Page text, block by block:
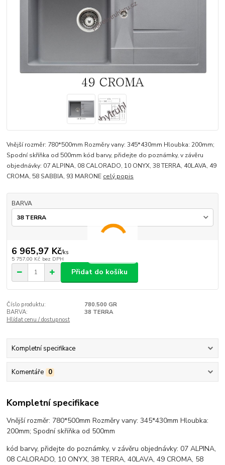
Vnější rozměr: 780*500mm Rozměry vany: 345*430mm Hloubka: 200mm;
Spodní skříňka od 500mm kód barvy, přidejte do poznámky, v závěru
objednávky: 07 ALPINA, 08 CALORADO, 10 ONYX, 38 TERRA, 40LAVA, 49
CROMA, 58 SABBIA, 93 MARONE celý popis
BARVA
6 965,97 Kč/ks
5 757,00 Kč bez DPH
Přidat do košíku
Číslo produktu:
780.500 GR
BARVA:
38 TERRA
Hlídat cenu / dostupnost
Kompletní specifikace
Komentáře 0
Kompletní specifikace
Vnější rozměr: 780*500mm Rozměry vany: 345*430mm Hloubka:
200mm; Spodní skříňka od 500mm
kód barvy, přidejte do poznámky, v závěru objednávky: 07 ALPINA,
08 CALORADO, 10 ONYX, 38 TERRA, 40LAVA, 49 CROMA, 58